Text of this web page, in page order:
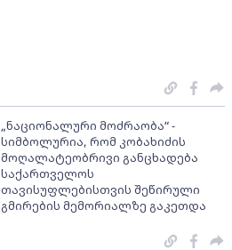
„ნაციონალური მოძრაობა“ -
სიმბოლურია, რომ კობახიძის
მოღალატეობრივი განცხადება
საქართველოს
თავისუფლებისთვის შეწირული
გმირების მემორიალზე გაკეთდა